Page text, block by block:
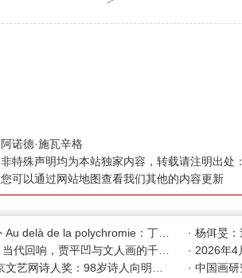
阿诺德·施瓦辛格
非特殊声明均为本站独家内容，转载请注明出处：
您可以通过网站地图查看我们其他的内容更新